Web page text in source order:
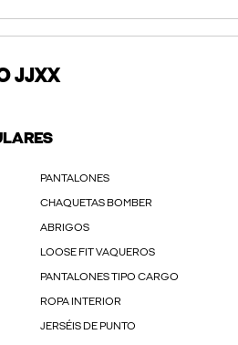
JJXX
PANTALONES
CHAQUETAS BOMBER
ABRIGOS
LOOSE FIT VAQUEROS
PANTALONES TIPO CARGO
ROPA INTERIOR
JERSÉIS DE PUNTO